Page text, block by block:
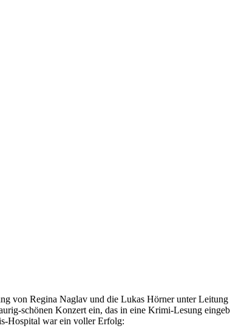
von Regina Naglav und die Lukas Hörner unter
schönen Konzert ein, das in eine Krimi-Lesung
Hospital war ein voller Erfolg: